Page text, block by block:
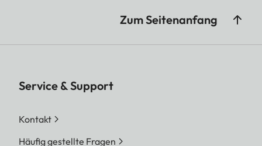
Zum Seitenanfang
Service & Support
Kontakt
Häufig gestellte Fragen